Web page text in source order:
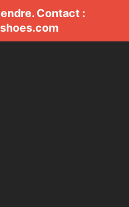
Contact :